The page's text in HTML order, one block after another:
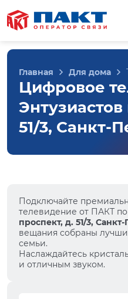
Главная Для дома
Цифровое
51/3, Санкт-
Подключайте
телевидение от ПАКТ по
проспект, д. 51/3,
вещания собраны
семьи.
Наслаждайтесь
и отличным звуком.